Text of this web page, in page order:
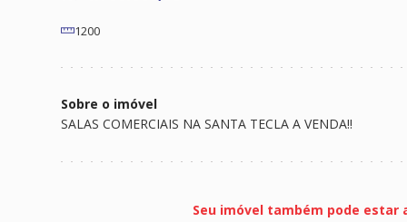
1200
Sobre o imóvel
SALAS COMERCIAIS NA SANTA TECLA A VENDA!!
Seu imóvel também pode estar